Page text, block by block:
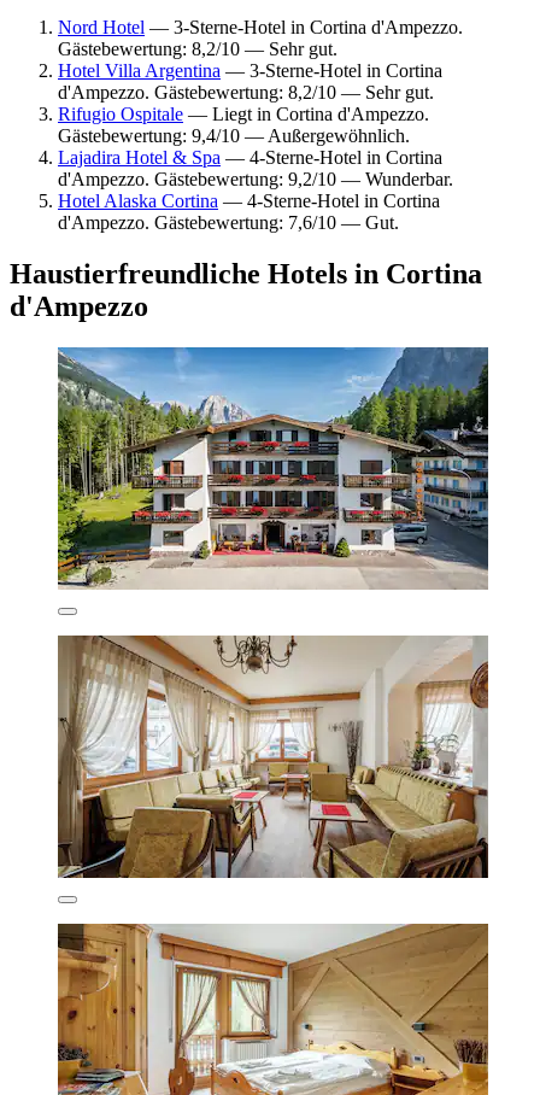
Nord Hotel — 3-Sterne-Hotel in Cortina d'Ampezzo.
Gästebewertung: 8,2/10 — Sehr gut.
Hotel Villa Argentina — 3-Sterne-Hotel in Cortina
d'Ampezzo. Gästebewertung: 8,2/10 — Sehr gut.
Rifugio Ospitale — Liegt in Cortina d'Ampezzo.
Gästebewertung: 9,4/10 — Außergewöhnlich.
Lajadira Hotel & Spa — 4-Sterne-Hotel in Cortina
d'Ampezzo. Gästebewertung: 9,2/10 — Wunderbar.
Hotel Alaska Cortina — 4-Sterne-Hotel in Cortina
d'Ampezzo. Gästebewertung: 7,6/10 — Gut.
Haustierfreundliche Hotels in Cortina
d'Ampezzo